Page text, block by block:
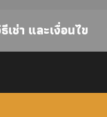
เช่า และเงื่อนไข